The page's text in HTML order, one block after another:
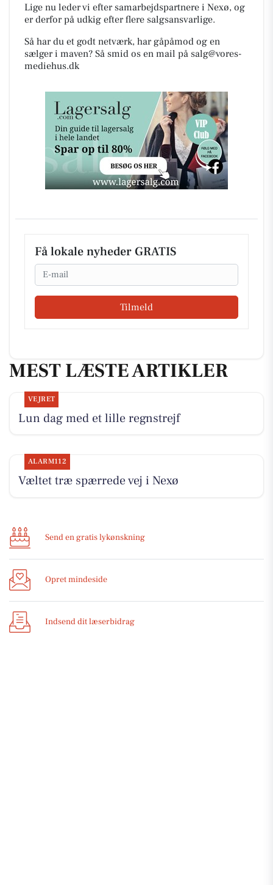
Lige nu leder vi efter samarbejdspartnere i Nexø, og
er derfor på udkig efter flere salgsansvarlige.
Så har du et godt netværk, har gåpåmod og en
sælger i maven? Så smid os en mail på salg@vores-
mediehus.dk
Få lokale nyheder GRATIS
Email
Tilmeld
MEST LÆSTE ARTIKLER
VEJRET
Lun dag med et lille regnstrejf
ALARM112
Væltet træ spærrede vej i Nexø
Send en gratis lykønskning
Opret mindeside
Indsend dit læserbidrag